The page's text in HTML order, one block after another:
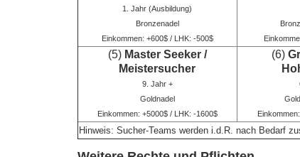
1. Jahr (Ausbildung)
Bronzenadel
Einkommen: +600$ / LHK: -500$
(5) Master Seeker /
Meistersucher
9. Jahr +
Goldnadel
Einkommen: +5000$ / LHK: -1600$
(6)
Hinweis: Sucher-Teams werden i.d.R. nach Bedarf